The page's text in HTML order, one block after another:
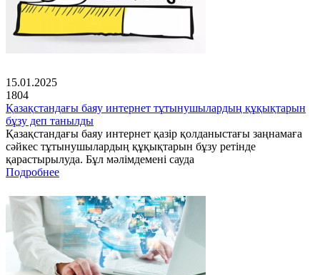
15.01.2025
1804
Қазақстандағы баяу интернет тұтынушылардың құқықтарын
бұзу деп танылды
Қазақстандағы баяу интернет қазір қолданыстағы заңнамаға
сәйкес тұтынушылардың құқықтарын бұзу ретінде
қарастырылуда. Бұл мәлімдемені сауда
Подробнее